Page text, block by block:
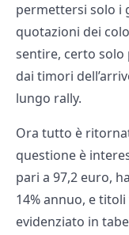
permettersi solo i
quotazioni dei
sentire, certo
dai timori
lungo rally.
Ora tutto è
questione è
pari a 97,2 euro,
14% annuo, e
evidenziato in